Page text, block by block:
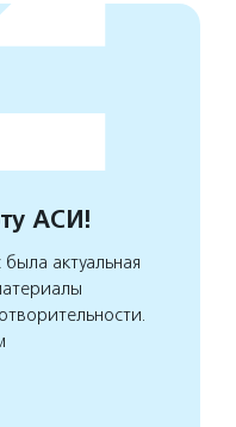
АСИ!
актуальная